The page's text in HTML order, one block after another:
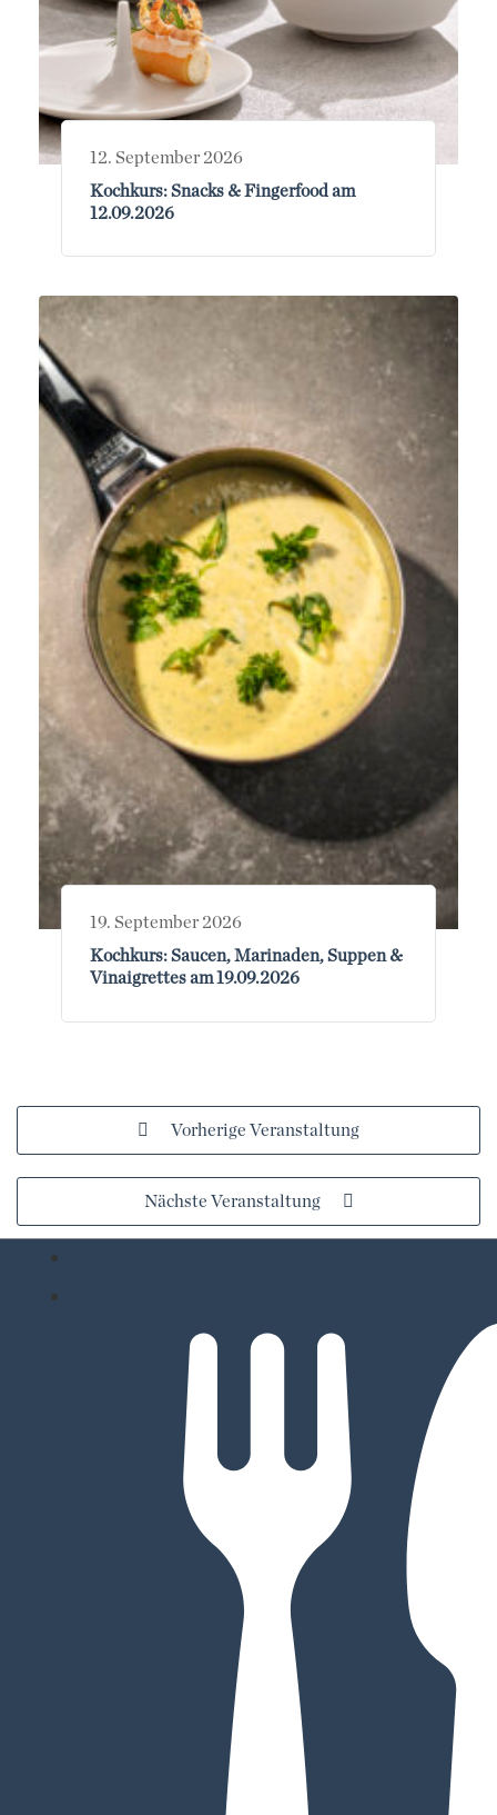
12. September 2026
Kochkurs: Snacks & Fingerfood am
12.09.2026
19. September 2026
Kochkurs: Saucen, Marinaden, Suppen &
Vinaigrettes am 19.09.2026
Vorherige Veranstaltung
Nächste Veranstaltung